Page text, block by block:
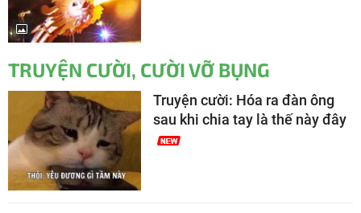
TRUYỆN CƯỜI, CƯỜI VỠ BỤNG
Truyện cười: Hóa ra đàn ông
sau khi chia tay là thế này đây